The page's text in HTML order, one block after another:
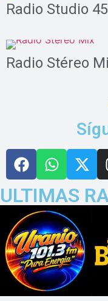
Radio Studio 45
Radio Stéreo
ULTIMAS